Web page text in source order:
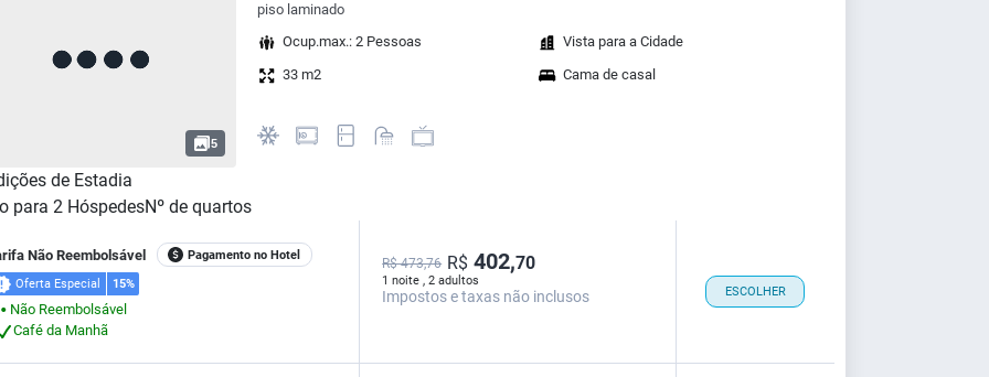
5
piso laminado
Ocup.max.: 2 Pessoas
Vista para a Cidade
33 m2
Cama de casal
de Estadia
para 2 HóspedesNº de quartos
Não Reembolsável Pagamento no Hotel
Oferta Especial 15%
⬤
Não Reembolsável
Café da Manhã
1 noite , 2 adultos
R$ 473,76 R$ 402,70
Impostos e taxas não inclusos ESCOLHER